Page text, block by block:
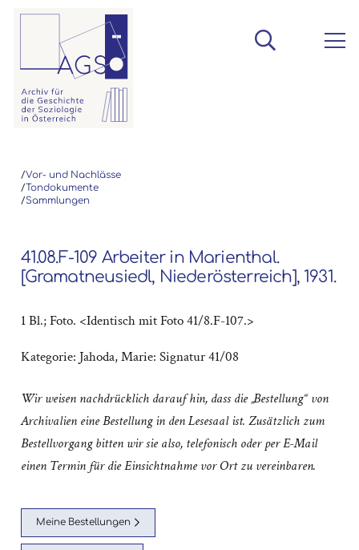
/Vor- und Nachlässe
/Tondokumente
/Sammlungen
41.08.F-109 Arbeiter in Marienthal.
[Gramatneusiedl, Niederösterreich], 1931.
1 Bl.; Foto. <Identisch mit Foto 41/8.F-107.>
Kategorie: Jahoda, Marie: Signatur 41/08
Wir weisen nachdrücklich darauf hin, dass die „Bestellung“ von
Archivalien eine Bestellung in den Lesesaal ist. Zusätzlich zum
Bestellvorgang bitten wir sie also, telefonisch oder per E-Mail
einen Termin für die Einsichtnahme vor Ort zu vereinbaren.
Meine Bestellungen